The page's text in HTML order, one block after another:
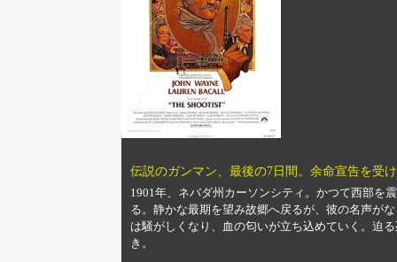
伝説のガンマン、最後の7日間。余命宣告を受
1901年、ネバダ州カーソンシティ。かつて西部を
る。静かな最期を望み故郷へ戻るが、彼の名声が
は騒がしくなり、血の匂いが立ち込めていく。迫
き。